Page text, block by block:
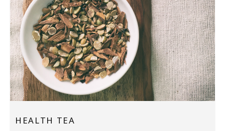
HEALTH TEA